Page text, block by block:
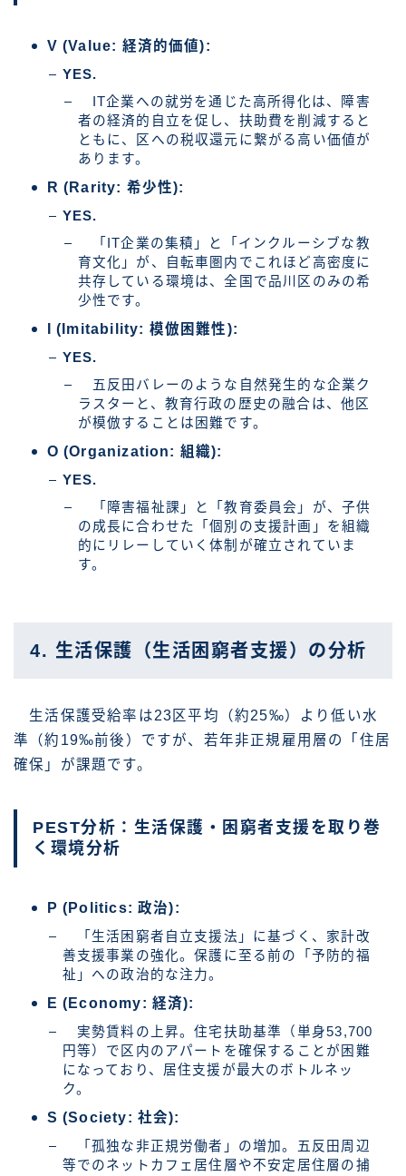
V (Value: 経済的価値):
YES.
IT企業への就労を通じた高所得化は、障害
者の経済的自立を促し、扶助費を削減すると
ともに、区への税収還元に繋がる高い価値が
あります。
R (Rarity: 希少性):
YES.
「IT企業の集積」と「インクルーシブな教
育文化」が、自転車圏内でこれほど高密度に
共存している環境は、全国で品川区のみの希
少性です。
I (Imitability: 模倣困難性):
YES.
五反田バレーのような自然発生的な企業ク
ラスターと、教育行政の歴史の融合は、他区
が模倣することは困難です。
O (Organization: 組織):
YES.
「障害福祉課」と「教育委員会」が、子供
の成長に合わせた「個別の支援計画」を組織
的にリレーしていく体制が確立されていま
す。
4. 生活保護（生活困窮者支援）の分析
生活保護受給率は23区平均（約25‰）より低い水
準（約19‰前後）ですが、若年非正規雇用層の「住居
確保」が課題です。
PEST分析：生活保護・困窮者支援を取り巻
く環境分析
P (Politics: 政治):
「生活困窮者自立支援法」に基づく、家計改
善支援事業の強化。保護に至る前の「予防的福
祉」への政治的な注力。
E (Economy: 経済):
実勢賃料の上昇。住宅扶助基準（単身53,700
円等）で区内のアパートを確保することが困難
になっており、居住支援が最大のボトルネッ
ク。
S (Society: 社会):
「孤独な非正規労働者」の増加。五反田周辺
等でのネットカフェ居住層や不安定居住層の捕